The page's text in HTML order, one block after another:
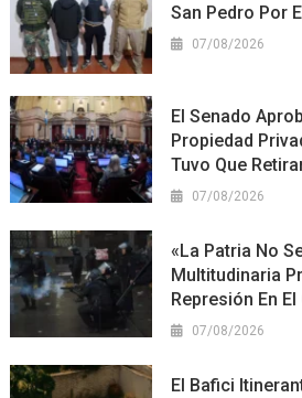
San Pedro Por
07/08/2026
El Senado
Propiedad
Tuvo Que
07/08/2026
«La Patria No
Multitudinaria
Represión En
07/08/2026
El Bafici